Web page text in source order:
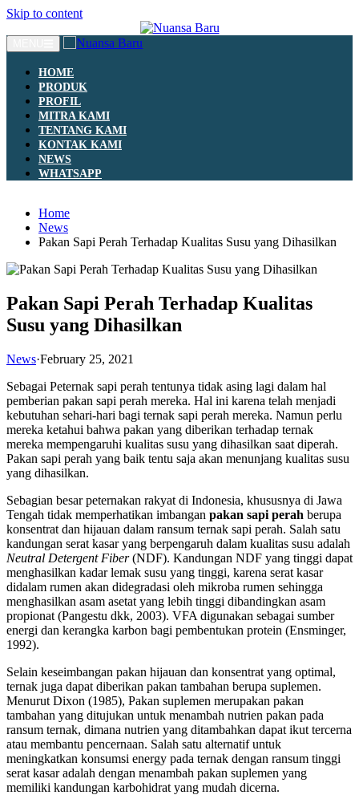
Skip to content
HOME
PRODUK
PROFIL
MITRA KAMI
TENTANG KAMI
KONTAK KAMI
NEWS
WHATSAPP
Home
News
Pakan Sapi Perah Terhadap Kualitas Susu yang Dihasilkan
Pakan Sapi Perah Terhadap Kualitas
Susu yang Dihasilkan
News·February 25, 2021
Sebagai Peternak sapi perah tentunya tidak asing lagi dalam hal
pemberian pakan sapi perah mereka. Hal ini karena telah menjadi
kebutuhan sehari-hari bagi ternak sapi perah mereka. Namun perlu
mereka ketahui bahwa pakan yang diberikan terhadap ternak
mereka mempengaruhi kualitas susu yang dihasilkan saat diperah.
Pakan sapi perah yang baik tentu saja akan menunjang kualitas susu
yang dihasilkan.
Sebagian besar peternakan rakyat di Indonesia, khususnya di Jawa
Tengah tidak memperhatikan imbangan pakan sapi perah berupa
konsentrat dan hijauan dalam ransum ternak sapi perah. Salah satu
kandungan serat kasar yang berpengaruh dalam kualitas susu adalah
Neutral Detergent Fiber(NDF). Kandungan NDF yang tinggi dapat
menghasilkan kadar lemak susu yang tinggi, karena serat kasar
didalam rumen akan didegradasi oleh mikroba rumen sehingga
menghasilkan asam asetat yang lebih tinggi dibandingkan asam
propionat (Pangestu dkk, 2003). VFA digunakan sebagai sumber
energi dan kerangka karbon bagi pembentukan protein (Ensminger,
1992).
Selain keseimbangan pakan hijauan dan konsentrat yang optimal,
ternak juga dapat diberikan pakan tambahan berupa suplemen.
Menurut Dixon (1985), Pakan suplemen merupakan pakan
tambahan yang ditujukan untuk menambah nutrien pakan pada
ransum ternak, dimana nutrien yang ditambahkan dapat ikut tercerna
atau membantu pencernaan. Salah satu alternatif untuk
meningkatkan konsumsi energy pada ternak dengan ransum tinggi
serat kasar adalah dengan menambah pakan suplemen yang
memiliki kandungan karbohidrat yang mudah dicerna.